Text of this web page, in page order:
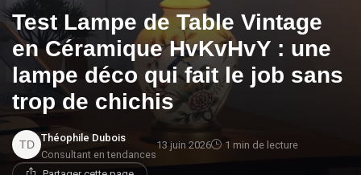
Test Lampe de Table Vintage
en Céramique HvKvHvY : une
lampe déco qui fait le job sans
trop de chichis
Théophile Dubois
Consultant en tendances
13 juin 2026 1 min de lecture